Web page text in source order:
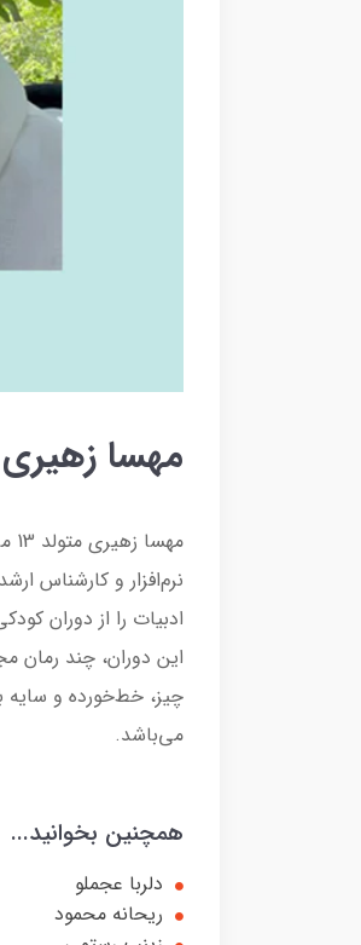
مهسا زهیری
نرم‌افزار و کارشناس
چیز، خط‌خورده و سایه
می‌باشد.
همچنین بخوانید...
دلربا عجملو
ریحانه محمود